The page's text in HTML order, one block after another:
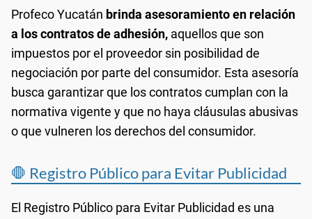
Profeco Yucatán brinda asesoramiento en relación
a los contratos de adhesión, aquellos que son
impuestos por el proveedor sin posibilidad de
negociación por parte del consumidor. Esta asesoría
busca garantizar que los contratos cumplan con la
normativa vigente y que no haya cláusulas abusivas
o que vulneren los derechos del consumidor.
🛑 Registro Público para Evitar Publicidad
El Registro Público para Evitar Publicidad es una